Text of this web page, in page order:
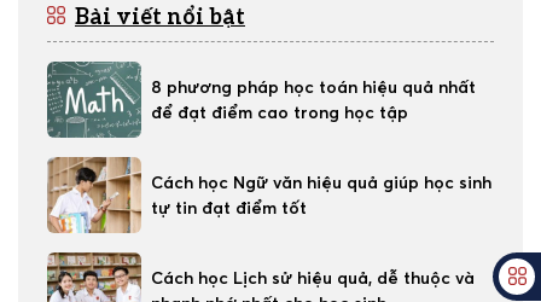
Bài viết nổi bật
8 phương pháp học toán hiệu quả nhất
để đạt điểm cao trong học tập
Cách học Ngữ văn hiệu quả giúp học sinh
tự tin đạt điểm tốt
Cách học Lịch sử hiệu quả, dễ thuộc và